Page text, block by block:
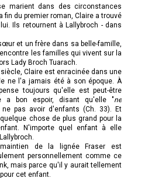
marient dans des circonstances
fin du premier roman, Claire a trouvé
Ils retournent à Lallybroch - dans
et un frère dans sa belle-famille,
les familles qui vivent sur la
Lady Broch Tuarach.
Claire est enracinée dans une
ne l'a jamais été à son époque. À
toujours qu'elle est peut-être
a bon espoir, disant qu'elle "ne
pas avoir d'enfants (Ch. 33). Et
chose de plus grand pour la
N'importe quel enfant à elle
de la lignée Fraser est
personnellement comme ce
mais parce qu'il y aurait tellement
cet enfant.